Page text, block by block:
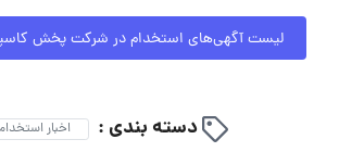
لیست آگهی‌های استخدام در شرکت پخش
دسته بندی : اخبار